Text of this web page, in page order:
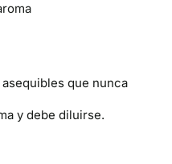
que nunca
y debe diluirse.